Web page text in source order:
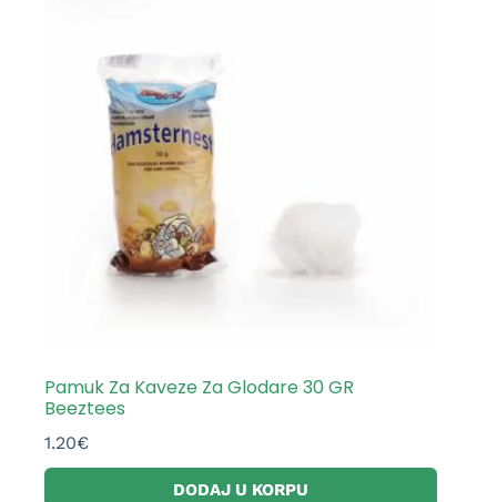
Pamuk Za Kaveze Za Glodare 30 GR
Beeztees
1.20€
DODAJ U KORPU